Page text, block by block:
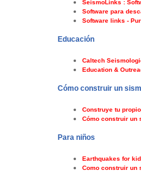
SeismoLinks :
Software para
Software links -
Educación
Caltech
Education &
Cómo construir un
Construye tu
Cómo construir un
Para niños
Earthquakes for
Como construir un